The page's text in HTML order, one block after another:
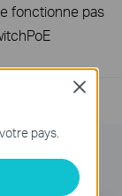
fonctionne pas
pays.
Close